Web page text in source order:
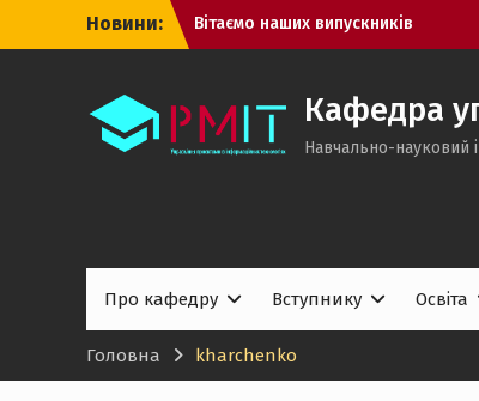
Новини:
Вітаємо наших випускників
Успішні захисти дисертацій
інформаційних технологіях!
Вступна кампанія – 2026: саме час
підготувати документи
Кафедра
Навчально-науковий
Про кафедру Вступнику Освіта
Головна kharchenko